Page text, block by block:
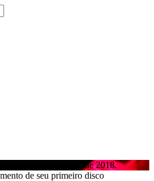
Pop em 15 de março de 2018.
de seu primeiro disco